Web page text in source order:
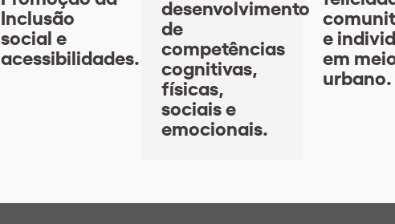
Inclusão
social e
acessibilidades.
desenvolvimento
de
competências
cognitivas,
físicas,
sociais e
emocionais.
e
em
urbano.